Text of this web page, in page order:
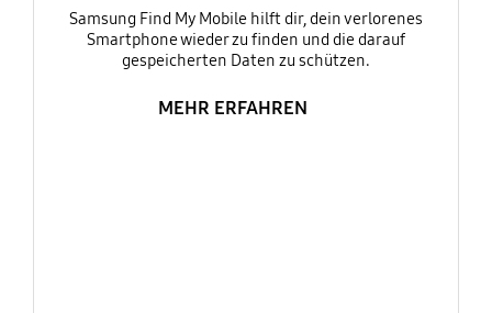
Samsung Find My Mobile hilft dir, dein verlorenes
Smartphone wieder zu finden und die darauf
gespeicherten Daten zu schützen.
MEHR ERFAHREN